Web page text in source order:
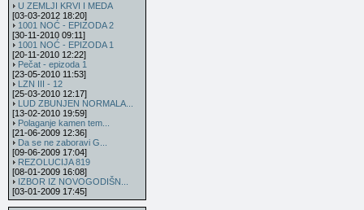
U ZEMLJI KRVI I MEDA
[03-03-2012 18:20]
1001 NOĆ - EPIZODA 2
[30-11-2010 09:11]
1001 NOĆ - EPIZODA 1
[20-11-2010 12:22]
Pečat - epizoda 1
[23-05-2010 11:53]
LZN III - 12
[25-03-2010 12:17]
LUD ZBUNJEN NORMALA...
[13-02-2010 19:59]
Polaganje kamen tem...
[21-06-2009 12:36]
Da se ne zaboravi G...
[09-06-2009 17:04]
REZOLUCIJA 819
[08-01-2009 16:08]
IZBOR IZ NOVOGODIŠN...
[03-01-2009 17:45]